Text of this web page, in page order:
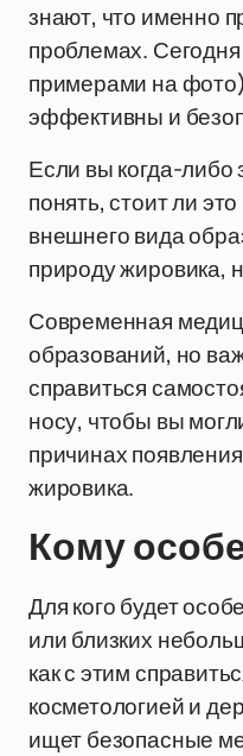
знают, что именно
проблемах.
примерами на
эффективны и
Если вы когда-либо
понять, стоит ли
внешнего вида
природу жировика,
Современная
образований, но
справиться
носу, чтобы вы
причинах
жировика.
Кому
Для кого будет
или близких
как с этим
косметологией и
ищет безопасные